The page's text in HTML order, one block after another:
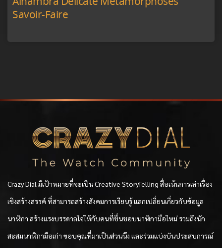
Savoir-Faire
Crazy Dial มีเป้าหมายที่จะเป็น Creative StoryTelling สื่อเน้นการเล่าเรื่อง
เชิงสร้างสรรค์ ที่สามารถสร้างสังคมการเรียนรู้ แลกเปลี่ยนเกี่ยวกับข้อมูล
นาฬิกา สร้างแรงบรรดาลใจให้กับคนที่ชื่นชอบนาฬิกามือใหม่ รวมถึงนัก
สะสมนาฬิกามือเก่า ขอบคุณที่มาเป็นส่วนนึง และร่วมแบ่งบันประสบการณ์